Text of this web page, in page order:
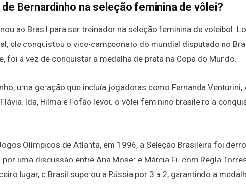
Bernardinho na seleção feminina de vôlei?
ao Brasil para ser treinador na seleção feminina de voleibol.
ele conquistou o vice-campeonato do mundial disputado no
foi a vez de conquistar a medalha de prata na Copa do Mundo.
uma geração que incluía jogadoras como Fernanda Venturini,
Flávia, Ida, Hilma e Fofão levou o vôlei feminino brasileiro a
Olímpicos de Atlanta, em 1996, a Seleção Brasileira foi
uma discussão entre Ana Moser e Márcia Fu com Regla
lugar, o Brasil superou a Rússia por 3 a 2, garantindo a